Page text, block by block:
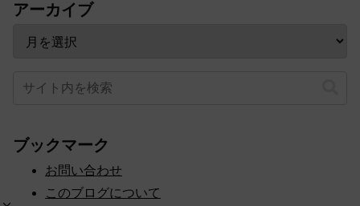
アーカイブ
ブックマーク
お問い合わせ
このブログについて